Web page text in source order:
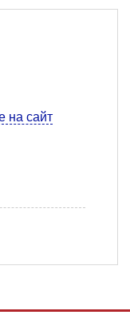
на сайт